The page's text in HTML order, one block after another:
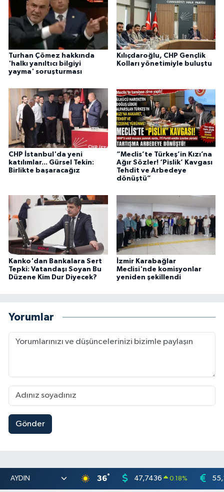
Turhan Çömez hakkında
'halkı yanıltıcı bilgiyi
yayma' soruşturması
Kılıçdaroğlu, CHP Gençlik
Kolları yönetimiyle buluştu
CHP İstanbul'da yeni
katılımlar... Gürsel Tekin:
Birlikte başaracağız
“Meclis’te Türkeş’in Kızı’na
Ağır Sözler! ‘Pislik’ Kavgası
Tehdit ve Arbedeye
dönüştü”
Kanko'dan Bankalara Sert
Tepki: Vatandaşı Soyan Bu
Düzene Kim Dur Diyecek?
İzmir Karabağlar
Meclisi'nde komisyonlar
yeniden şekillendi
Yorumlar
Gönder
36° 47,7436 0.18%